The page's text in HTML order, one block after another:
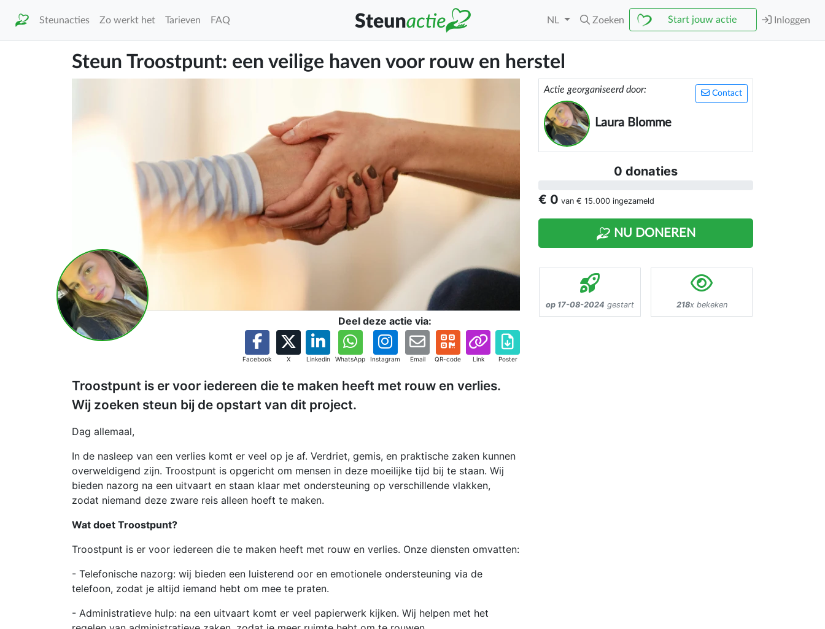
Steunacties Zo werkt het Tarieven FAQ NL Zoeken Start jouw actie Inloggen
Steun Troostpunt: een veilige haven voor rouw en herstel
Deel deze actie via:
Facebook X Linkedin WhatsApp Instagram Email QR-code Link Poster
Troostpunt is er voor iedereen die te maken heeft met rouw en verlies.
Wij zoeken steun bij de opstart van dit project.
Dag allemaal,
In de nasleep van een verlies komt er veel op je af. Verdriet, gemis, en praktische zaken kunnen
overweldigend zijn. Troostpunt is opgericht om mensen in deze moeilijke tijd bij te staan. Wij
bieden nazorg na een uitvaart en staan klaar met ondersteuning op verschillende vlakken,
zodat niemand deze zware reis alleen hoeft te maken.
Wat doet Troostpunt?
Troostpunt is er voor iedereen die te maken heeft met rouw en verlies. Onze diensten omvatten:
- Telefonische nazorg: wij bieden een luisterend oor en emotionele ondersteuning via de
telefoon, zodat je altijd iemand hebt om mee te praten.
- Administratieve hulp: na een uitvaart komt er veel papierwerk kijken. Wij helpen met het
Contact
Actie georganiseerd door:
Laura Blomme
0 donaties
€ 0 van € 15.000 ingezameld
NU DONEREN
op 17-08-2024 gestart 218x bekeken